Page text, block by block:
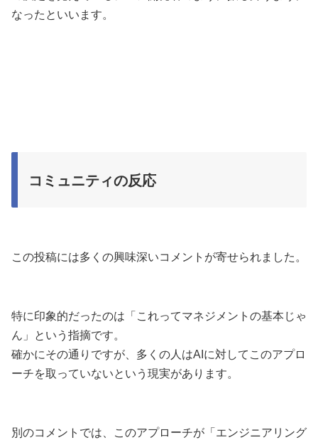
なったといいます。
コミュニティの反応
この投稿には多くの興味深いコメントが寄せられました。
特に印象的だったのは「これってマネジメントの基本じゃ
ん」という指摘です。
確かにその通りですが、多くの人はAIに対してこのアプロ
ーチを取っていないという現実があります。
別のコメントでは、このアプローチが「エンジニアリング